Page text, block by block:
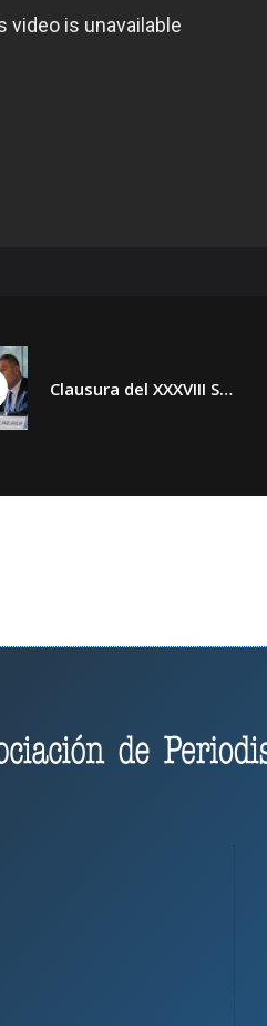
Clausura del XXXVIII Seminario Internacional de Seguridad y Defensa